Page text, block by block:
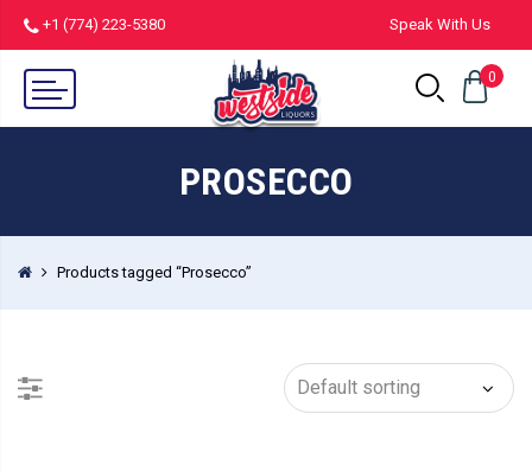
+1 (774) 223-5380 Speak With Us
0
PROSECCO
Products tagged “Prosecco”